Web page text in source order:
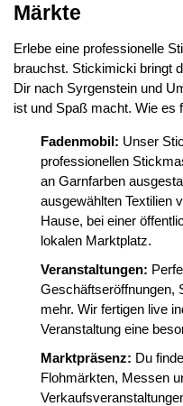
Märkte
Erlebe eine professionelle
brauchst. Stickimicki bringt
Dir nach Syrgenstein und
ist und Spaß macht. Wie es
Fadenmobil: Unser
professionellen
an Garnfarben
ausgewählten Textilien
Hause, bei einer
lokalen Marktplatz.
Veranstaltungen:
Geschäftseröffnungen,
mehr. Wir fertigen live
Veranstaltung eine
Marktpräsenz: Du
Flohmärkten, Messen